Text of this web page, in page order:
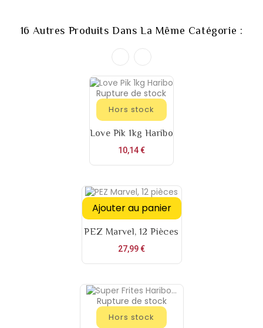
16 Autres Produits Dans La Même Catégorie :
Rupture de stock
Hors stock
Love Pik 1kg Haribo
10,14 €Prix
Ajouter au panier
PEZ Marvel, 12 Pièces
27,99 €Prix
Rupture de stock
Hors stock